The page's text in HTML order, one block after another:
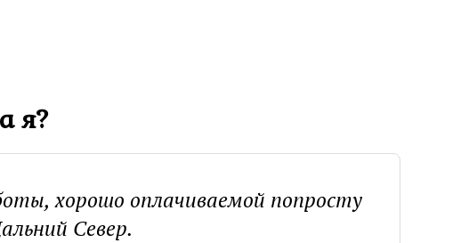
я?
хорошо оплачиваемой попросту
Север.